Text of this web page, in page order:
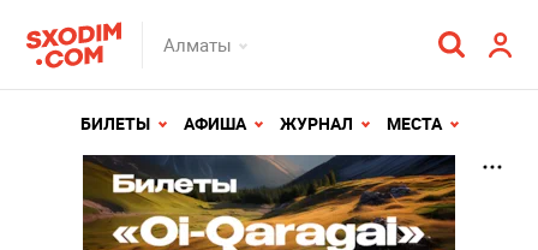
Алматы
БИЛЕТЫ АФИША ЖУРНАЛ МЕСТА